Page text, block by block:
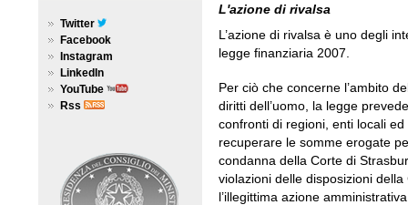
L'azione di rivalsa
L’azione di rivalsa è uno degli
legge finanziaria 2007.
Per ciò che concerne l’ambito
diritti dell’uomo, la legge
confronti di regioni, enti locali
recuperare le somme erogate
condanna della Corte di
violazioni delle disposizioni
l’illegittima azione
Twitter
Facebook
Instagram
LinkedIn
YouTube
Rss